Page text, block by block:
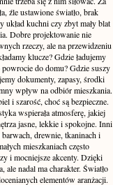
źle ustawione światło, brak
układ kuchni czy zbyt mały blat
Dobre projektowanie nie
rzeczy, ale na przewidzeniu
klucze? Gdzie ładujemy
do domu? Gdzie suszy
dokumenty, zapasy, środki
wpływ na odbiór mieszkania.
i szarość, choć są bezpieczne.
wspierała atmosferę, jakiej
jasne, lekkie i spokojne. Inni
drewnie, tkaninach i
mieszkaniach często
i mocniejsze akcenty. Dzięki
ale nadal ma charakter. Światło
elementów aranżacji.